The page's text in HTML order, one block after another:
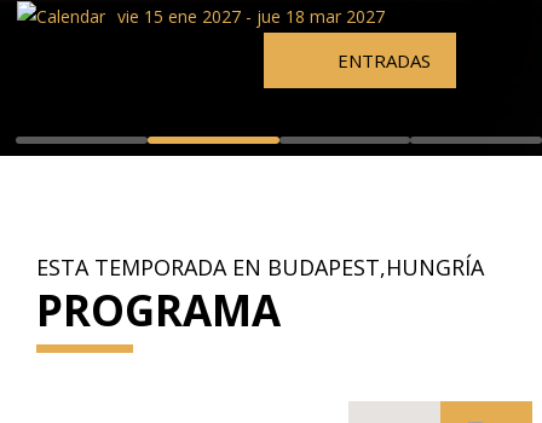
vie 15 ene 2027 - jue 18 mar 2027
ENTRADAS
ESTA TEMPORADA EN BUDAPEST,HUNGRÍA
PROGRAMA